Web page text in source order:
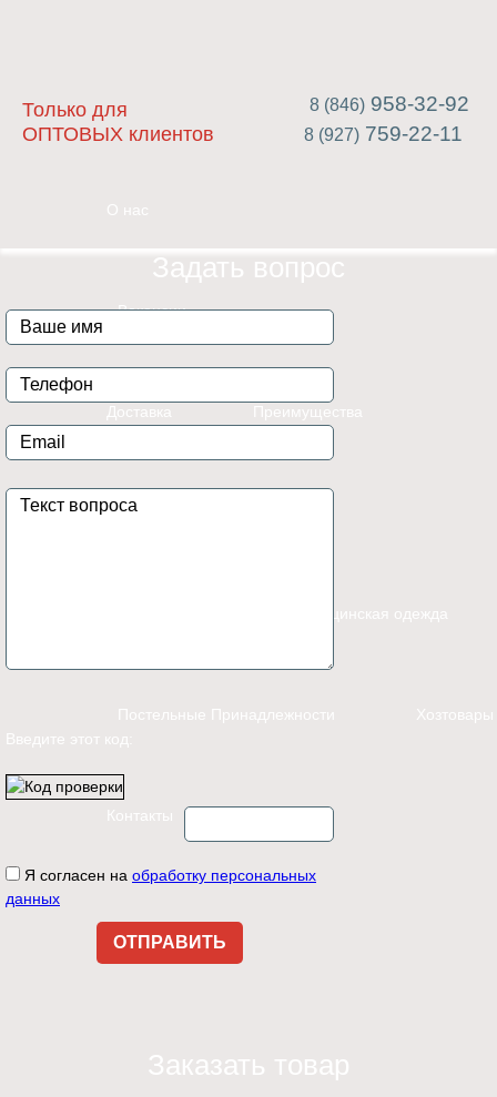
Только для
ОПТОВЫХ клиентов
8 (846) 958-32-92
8 (927) 759-22-11
О нас
Вакансии
Доставка Преимущества
Каталог
Медицинская одежда
Постельные Принадлежности Хозтовары
Контакты
Задать вопрос
Введите этот код:
Я согласен на обработку персональных
данных
Заказать товар